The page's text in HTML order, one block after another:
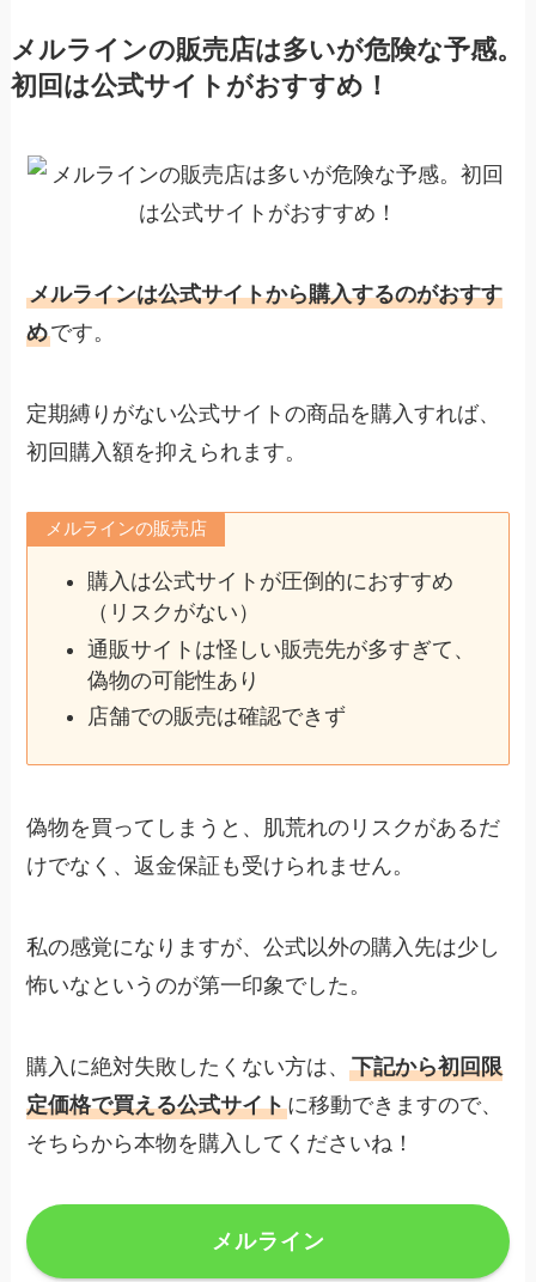
メルラインの販売店は多いが危険な予感。
初回は公式サイトがおすすめ！
メルラインは公式サイトから購入するのがおすす
めです。
定期縛りがない公式サイトの商品を購入すれば、
初回購入額を抑えられます。
メルラインの販売店
購入は公式サイトが圧倒的におすすめ
（リスクがない）
通販サイトは怪しい販売先が多すぎて、
偽物の可能性あり
店舗での販売は確認できず
偽物を買ってしまうと、肌荒れのリスクがあるだ
けでなく、返金保証も受けられません。
私の感覚になりますが、公式以外の購入先は少し
怖いなというのが第一印象でした。
購入に絶対失敗したくない方は、下記から初回限
定価格で買える公式サイトに移動できますので、
そちらから本物を購入してくださいね！
メルライン